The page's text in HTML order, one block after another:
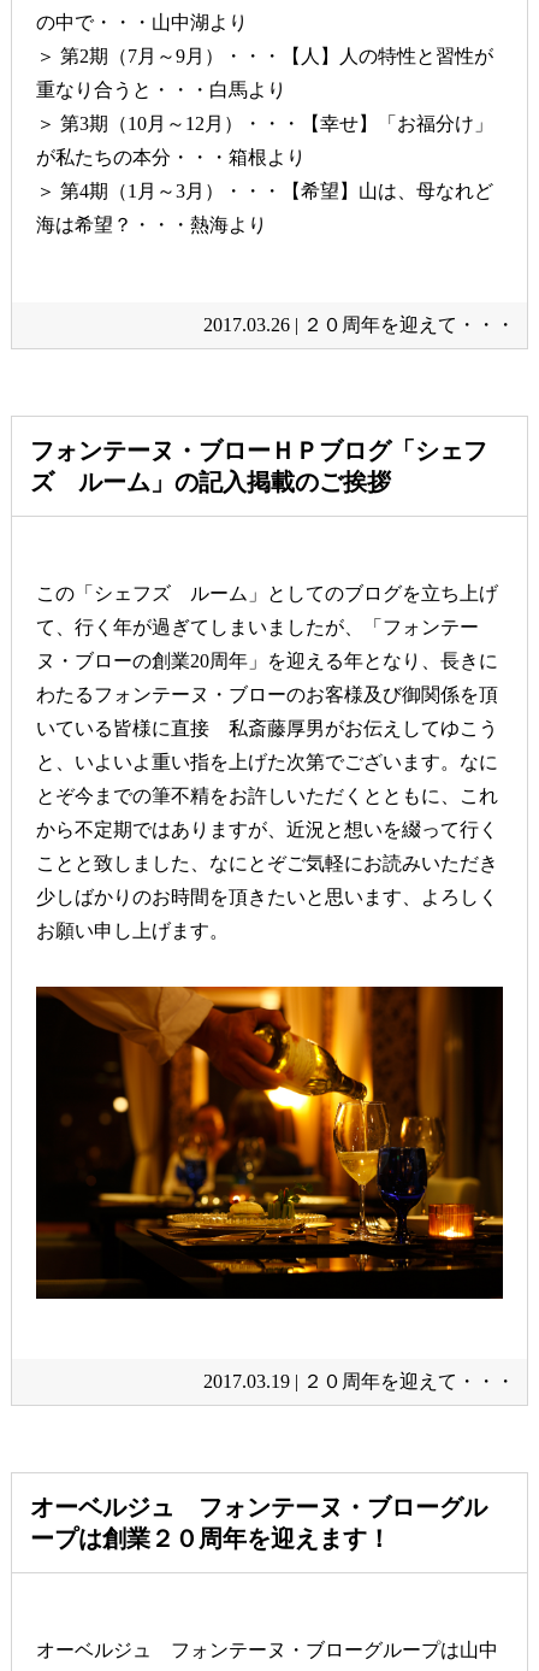
の中で・・・山中湖より
＞ 第2期（7月～9月）・・・【人】人の特性と習性が
重なり合うと・・・白馬より
＞ 第3期（10月～12月）・・・【幸せ】「お福分け」
が私たちの本分・・・箱根より
＞ 第4期（1月～3月）・・・【希望】山は、母なれど
海は希望？・・・熱海より
2017.03.26 | ２０周年を迎えて・・・
フォンテーヌ・ブローＨＰブログ「シェフ
ズ ルーム」の記入掲載のご挨拶
この「シェフズ ルーム」としてのブログを立ち上げ
て、行く年が過ぎてしまいましたが、「フォンテー
ヌ・ブローの創業20周年」を迎える年となり、長きに
わたるフォンテーヌ・ブローのお客様及び御関係を頂
いている皆様に直接 私斎藤厚男がお伝えしてゆこう
と、いよいよ重い指を上げた次第でございます。なに
とぞ今までの筆不精をお許しいただくとともに、これ
から不定期ではありますが、近況と想いを綴って行く
ことと致しました、なにとぞご気軽にお読みいただき
少しばかりのお時間を頂きたいと思います、よろしく
お願い申し上げます。
2017.03.19 | ２０周年を迎えて・・・
オーベルジュ フォンテーヌ・ブローグル
ープは創業２０周年を迎えます！
オーベルジュ フォンテーヌ・ブローグループは山中